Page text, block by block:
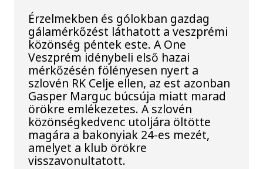
Érzelmekben és gólokban gazdag
gálamérkőzést láthatott a veszprémi
közönség péntek este. A One
Veszprém idénybeli első hazai
mérkőzésén fölényesen nyert a
szlovén RK Celje ellen, az est azonban
Gasper Marguc búcsúja miatt marad
örökre emlékezetes. A szlovén
közönségkedvenc utoljára öltötte
magára a bakonyiak 24-es mezét,
amelyet a klub örökre
visszavonultatott.